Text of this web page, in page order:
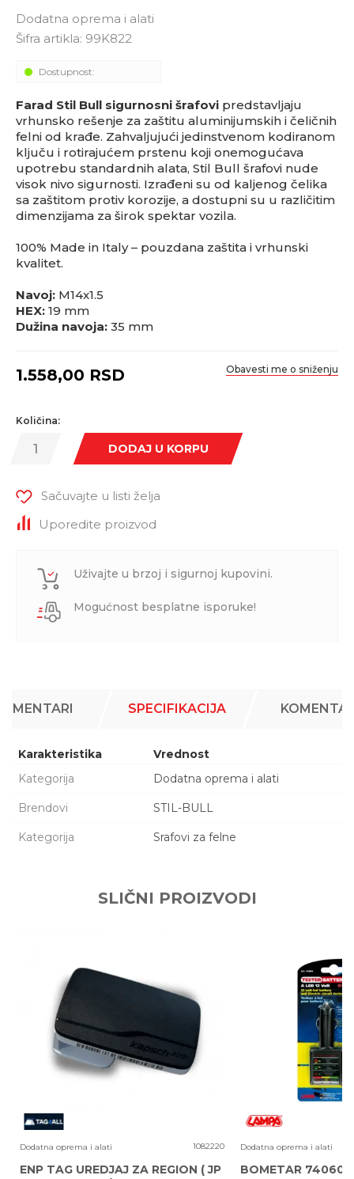
Dodatna oprema i alati
Šifra artikla: 99K822
Dostupnost:
Farad Stil Bull sigurnosni šrafovi predstavljaju
vrhunsko rešenje za zaštitu aluminijumskih i čeličnih
felni od krađe. Zahvaljujući jedinstvenom kodiranom
ključu i rotirajućem prstenu koji onemogućava
upotrebu standardnih alata, Stil Bull šrafovi nude
visok nivo sigurnosti. Izrađeni su od kaljenog čelika
sa zaštitom protiv korozije, a dostupni su u različitim
dimenzijama za širok spektar vozila.
100% Made in Italy – pouzdana zaštita i vrhunski
kvalitet.
Navoj: M14x1.5
HEX: 19 mm
Dužina navoja: 35 mm
1.558,00 RSD Obavesti me o sniženju
Količina:
DODAJ U KORPU
Sačuvajte u listi želja
Uporedite proizvod
Uživajte u brzoj i sigurnoj kupovini.
Mogućnost besplatne isporuke!
SPECIFIKACIJA
Karakteristika
Vrednost
Kategorija
Dodatna oprema i alati
Brendovi STIL-BULL
Kategorija Srafovi za felne
SLIČNI PROIZVODI
Dodatna oprema i alati 1082220
ENP TAG UREDJAJ ZA REGION ( JP
Dodatna oprema i alati
BOMETAR 74060